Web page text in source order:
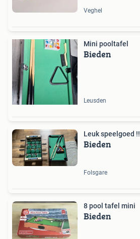
Veghel
Mini pooltafel
Bieden
Leusden
Leuk speelgoed !!
Bieden
Folsgare
8 pool tafel mini
Bieden